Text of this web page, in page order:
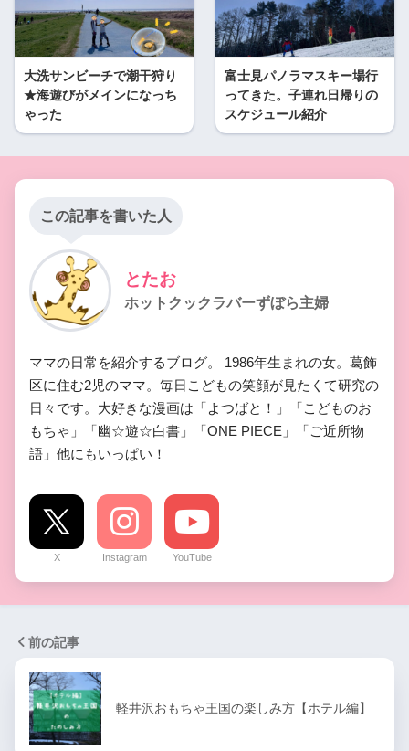
大洗サンビーチで潮干狩り
★海遊びがメインになっち
ゃった
富士見パノラマスキー場行
ってきた。子連れ日帰りの
スケジュール紹介
この記事を書いた人
とたお
ホットクックラバーずぼら主婦
ママの日常を紹介するブログ。 1986年生まれの女。葛飾
区に住む2児のママ。毎日こどもの笑顔が見たくて研究の
日々です。大好きな漫画は「よつばと！」「こどものお
もちゃ」「幽☆遊☆白書」「ONE PIECE」「ご近所物
語」他にもいっぱい！
X Instagram YouTube
前の記事
軽井沢おもちゃ王国の楽しみ方【ホテル編】